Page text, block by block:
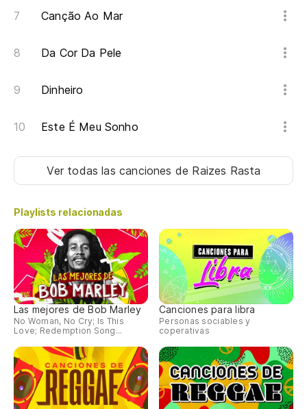
Canção Ao Mar
Da Cor Da Pele
Dinheiro
Este É Meu Sonho
Ver todas las canciones de Raizes Rasta
Playlists relacionadas
Las mejores de Bob Marley
No Woman, No Cry; Is This
Love; Redemption Song...
Canciones para libra
Personas sociables y
coperativas